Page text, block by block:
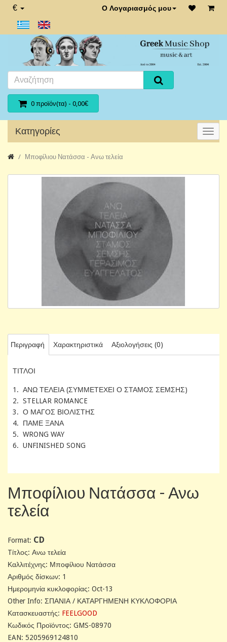
€ Ο Λογαριασμός μου
0 προϊόν(τα) - 0,00€
Κατηγορίες
Μποφίλιου Νατάσσα - Ανω τελεία
Περιγραφή Χαρακτηριστικά Αξιολογήσεις (0)
ΤΙΤΛΟΙ
1. ΑΝΩ ΤΕΛΕΙΑ (ΣΥΜΜΕΤΕΧΕΙ Ο ΣΤΑΜΟΣ ΣΕΜΣΗΣ)
2. STELLAR ROMANCE
3. Ο ΜΑΓΟΣ ΒΙΟΛΙΣΤΗΣ
4. ΠΑΜΕ ΞΑΝΑ
5. WRONG WAY
6. UNFINISHED SONG
Μποφίλιου Νατάσσα - Ανω
τελεία
Format: CD
Tίτλος: Ανω τελεία
Καλλιτέχνης: Μποφίλιου Νατάσσα
Αριθμός δίσκων: 1
Ημερομηνία κυκλοφορίας: Oct-13
Other Info: ΣΠΑΝΙΑ / ΚΑΤΑΡΓΗΜΕΝΗ ΚΥΚΛΟΦΟΡΙΑ
Κατασκευαστής: FEELGOOD
Κωδικός Προϊόντος: GMS-08970
EAN: 5205969124810